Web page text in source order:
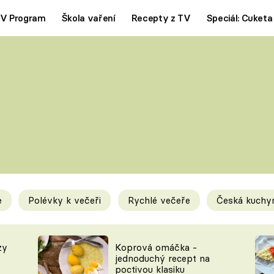
Program Škola vaření Recepty z TV Speciál: Cuketa
Tipy a triky
KAM ZA JÍDLEM
Polévky k večeři Rychlé večeře Česká
Koprová omáčka -
jednoduchý recept na
poctivou klasiku